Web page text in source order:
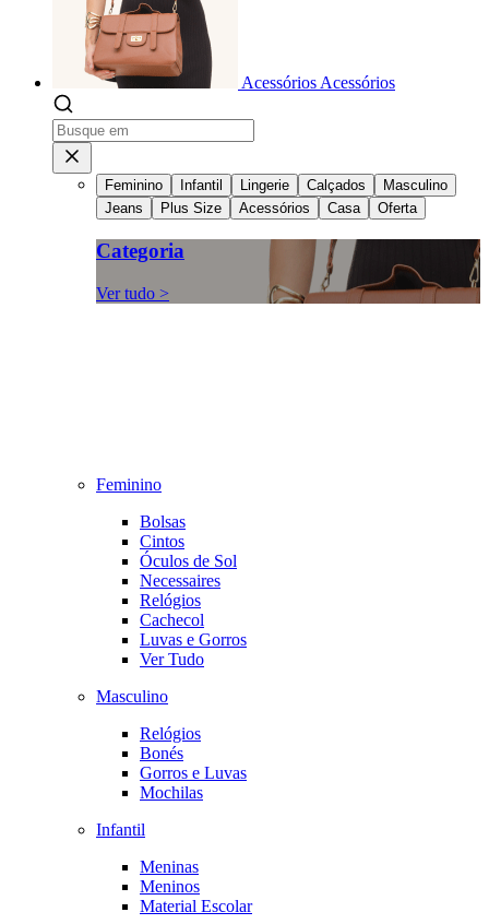
Acessórios Acessórios
Feminino Infantil Lingerie Calçados
Masculino
Jeans
Plus Size Acessórios Casa Oferta
Categoria
Ver tudo >
Feminino
Bolsas
Cintos
Óculos de Sol
Necessaires
Relógios
Cachecol
Luvas e Gorros
Ver Tudo
Masculino
Relógios
Bonés
Gorros e Luvas
Mochilas
Infantil
Meninas
Meninos
Material Escolar